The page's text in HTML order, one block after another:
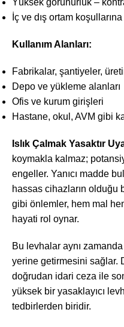
Yüksek görünürlük –
İç ve dış ortam koşullarına
Kullanım Alanları:
Fabrikalar, şantiyeler,
Depo ve yükleme alanları
Ofis ve kurum girişleri
Hastane, okul, AVM gibi
Islık Çalmak Yasaktır
koymakla kalmaz;
engeller. Yanıcı madde
hassas cihazların olduğu
gibi önlemler, hem mal
hayati rol oynar.
Bu levhalar aynı
yerine getirmesini sağlar.
doğrudan idari ceza ile
yüksek bir yasaklayıcı
tedbirlerden biridir.